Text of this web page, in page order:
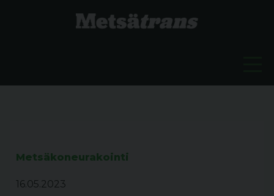
Metsäkoneurakointi
16.05.2023